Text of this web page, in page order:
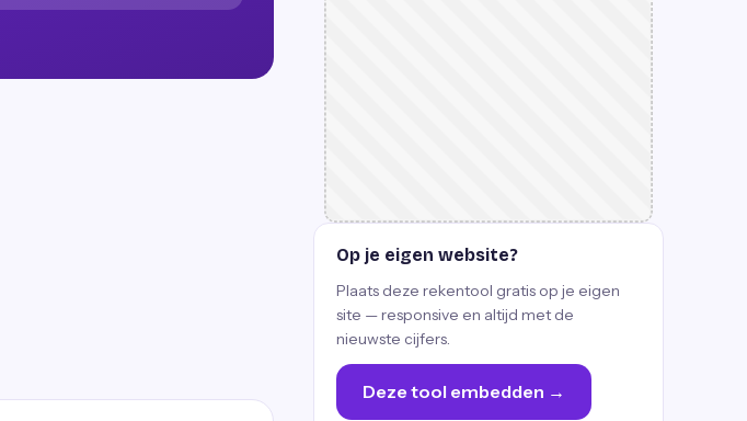
Op je eigen website?
Plaats deze rekentool gratis op je eigen
site — responsive en altijd met de
nieuwste cijfers.
Deze tool embedden →